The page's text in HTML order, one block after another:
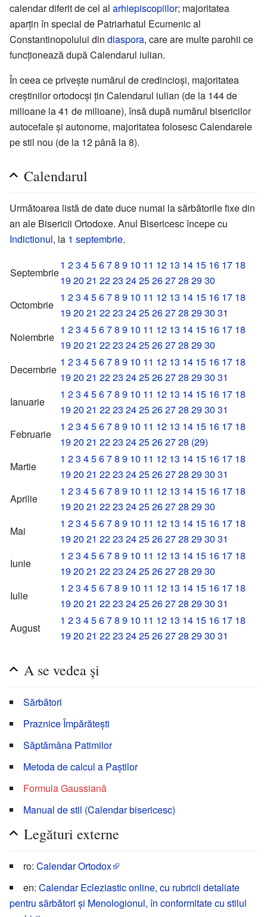
calendar diferit de cel al arhiepiscopiilor; majoritatea
aparțin în special de Patriarhatul Ecumenic al
Constantinopolului din diaspora, care are multe parohii ce
funcționează după Calendarul iulian.
În ceea ce privește numărul de credincioși, majoritatea
creștinilor ortodocși țin Calendarul iulian (de la 144 de
milioane la 41 de milioane), însă după numărul bisericilor
autocefale și autonome, majoritatea folosesc Calendarele
pe stil nou (de la 12 până la 8).
Calendarul
Următoarea listă de date duce numai la sărbătorile fixe din
an ale Bisericii Ortodoxe. Anul Bisericesc începe cu
Indictionul, la 1 septembrie.
Septembrie
1 23 45678 9 10 11 12 13 14 15 16 17 18
1920 21 2223 2425262728 2930
Octombrie
1 23 45678 9 10 11 12 13 14 15 16 17 18
1920 21 2223 2425262728 2930 31
Noiembrie
1 23 45678 9 10 11 12 13 14 15 16 17 18
1920 21 2223 2425262728 2930
Decembrie
1 23 45678 9 10 11 12 13 14 15 16 17 18
1920 21 2223 2425262728 2930 31
Ianuarie
1 23 45678 9 10 11 12 13 14 15 16 17 18
1920 21 2223 2425262728 2930 31
Februarie
1 23 45678 9 10 11 12 13 14 15 16 17 18
1920 21 2223 2425262728 (29)
Martie
1 23 45678 9 10 11 12 13 14 15 16 17 18
1920 21 2223 2425262728 2930 31
Aprilie
1 23 45678 9 10 11 12 13 14 15 16 17 18
1920 21 2223 2425262728 2930
Mai
1 23 45678 9 10 11 12 13 14 15 16 17 18
1920 21 2223 2425262728 2930 31
Iunie
1 23 45678 9 10 11 12 13 14 15 16 17 18
1920 21 2223 2425262728 2930
Iulie
1 23 45678 9 10 11 12 13 14 15 16 17 18
1920 21 2223 2425262728 2930 31
August
1 23 45678 9 10 11 12 13 14 15 16 17 18
1920 21 2223 2425262728 2930 31
A se vedea și
Sărbători
Praznice Împărătești
Săptămâna Patimilor
Metoda de calcul a Paștilor
Formula Gaussiană
Manual de stil (Calendar bisericesc)
Legături externe
ro: Calendar Ortodox
en: Calendar Ecleziastic online, cu rubricii detaliate
pentru sărbători și Menologionul, în conformitate cu stilul